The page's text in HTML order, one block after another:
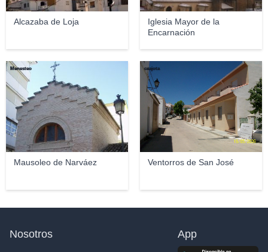
Alcazaba de Loja
Iglesia Mayor de la
Encarnación
Mausoleo de Narváez
Menesteo
Ventorros de San José
ceajota
Nosotros App